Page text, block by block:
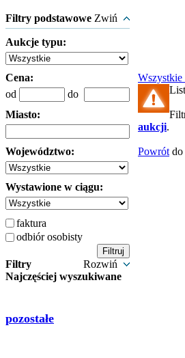
Filtry podstawowe Zwiń
Aukcje typu:
Cena:
od
do
Miasto:
Województwo:
Wystawione w ciągu:
faktura
odbiór osobisty
Filtry
Rozwiń
Najczęściej wyszukiwane
pozostałe
Wszystkie
aukcji.
Powrót do